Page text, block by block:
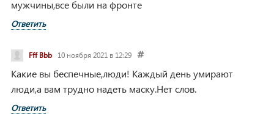
мужчины,все были на фронте
Ответить
Fff Bbb 10 ноября 2021 в 12:29
Какие вы беспечные,люди! Каждый день умирают
люди,а вам трудно надеть маску.Нет слов.
Ответить